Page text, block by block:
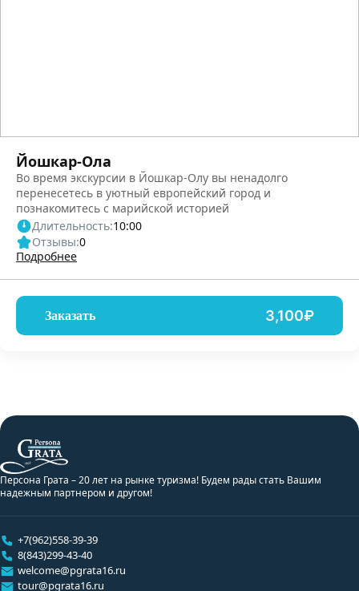
Йошкар-Ола
Во время экскурсии в Йошкар-Олу вы ненадолго
перенесетесь в уютный европейский город и
познакомитесь с марийской историей
Длительность:10:00
Отзывы:0
Подробнее
Заказать 3,100₽
Персона Грата – 20 лет на рынке туризма! Будем рады стать Вашим
надежным партнером и другом!
+7(962)558-39-39
8(843)299-43-40
welcome@pgrata16.ru
tour@pgrata16.ru